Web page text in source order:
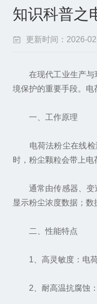
知识科普之
更新时间：2026-
在现代工业生产与环
境保护的重要手段。
一、工作原理
电荷法粉尘在线检测
时，粉尘颗粒会带上
通常由传感器、变送
显示粉尘浓度数据；
二、性能特点
1、高灵敏度：电荷
2、耐高温抗腐蚀：